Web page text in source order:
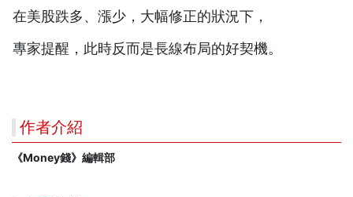
在美股跌多、漲少，大幅修正的狀況下，
專家提醒，此時反而是長線布局的好契機。
作者介紹
《Money錢》編輯部